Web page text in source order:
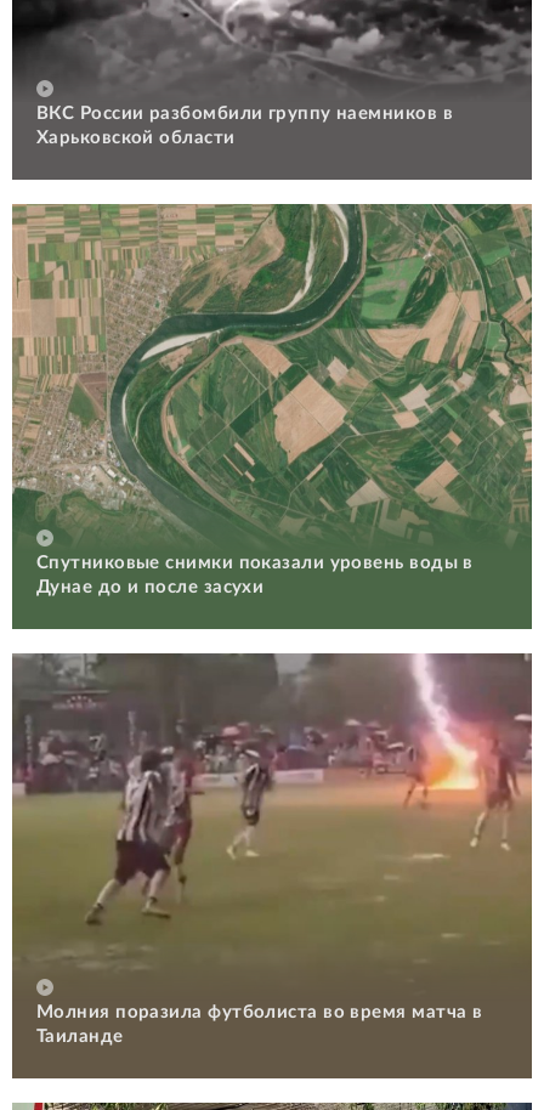
ВКС России разбомбили группу наемников в
Харьковской области
Спутниковые снимки показали уровень воды в
Дунае до и после засухи
Молния поразила футболиста во время матча в
Таиланде